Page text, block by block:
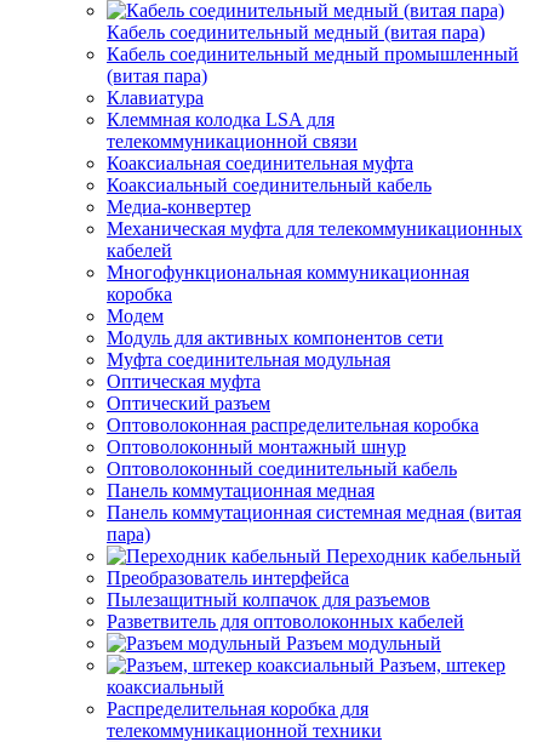
Кабель соединительный медный (витая пара)
Кабель соединительный медный промышленный
(витая пара)
Клавиатура
Клеммная колодка LSA для
телекоммуникационной связи
Коаксиальная соединительная муфта
Коаксиальный соединительный кабель
Медиа-конвертер
Механическая муфта для телекоммуникационных
кабелей
Многофункциональная коммуникационная
коробка
Модем
Модуль для активных компонентов сети
Муфта соединительная модульная
Оптическая муфта
Оптический разъем
Оптоволоконная распределительная коробка
Оптоволоконный монтажный шнур
Оптоволоконный соединительный кабель
Панель коммутационная медная
Панель коммутационная системная медная (витая
пара)
Переходник кабельный
Преобразователь интерфейса
Пылезащитный колпачок для разъемов
Разветвитель для оптоволоконных кабелей
Разъем модульный
Разъем, штекер
коаксиальный
Распределительная коробка для
телекоммуникационной техники